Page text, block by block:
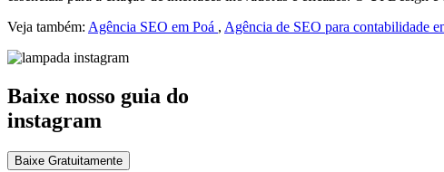
Veja também: Agência SEO em Poá , Agência de SEO para contabilidade
Baixe nosso guia do
instagram
Baixe Gratuitamente